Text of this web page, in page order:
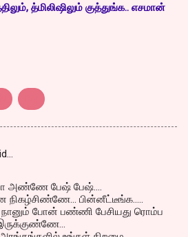
த்மிலிஷிலும் குத்துங்க.. எசமான்
பேஷ் பேஷ்....
நிகழ்சிண்ணே... பின்னீட்டீங்க.....
நானும் போன் பண்ணி பேசியது ரொம்ப